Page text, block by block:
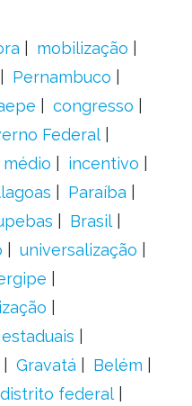
mobilização
Pernambuco
congresso
Federal
incentivo
Paraíba
Brasil
universalização
Gravatá
Belém
distrito federal